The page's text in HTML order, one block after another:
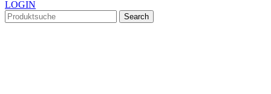
LOGIN
Search